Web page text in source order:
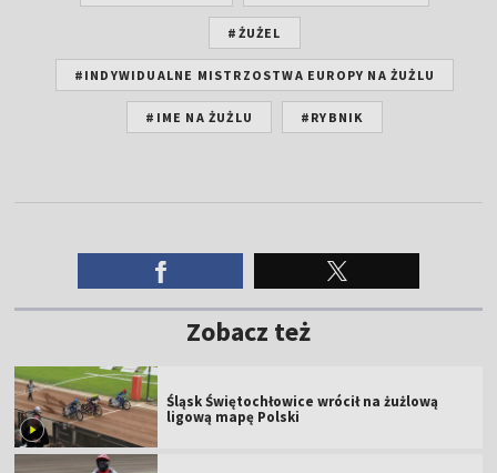
#ŻUŻEL
#INDYWIDUALNE MISTRZOSTWA EUROPY NA ŻUŻLU
#IME NA ŻUŻLU #RYBNIK
Zobacz też
Śląsk Świętochłowice wrócił na żużlową
ligową mapę Polski